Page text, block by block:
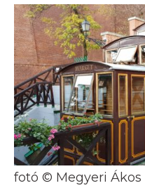
fotó © Megyeri Ákos |